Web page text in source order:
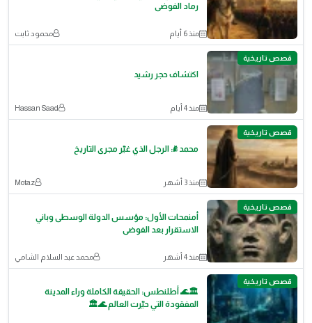
رماد الفوضى
منذ 6 أيام محمود ثابت
قصص تاريخية
اكتشاف حجر رشيد
منذ 4 أيام Hassan Saad
قصص تاريخية
محمد ﷺ: الرجل الذي غيّر مجرى التاريخ
منذ 3 أشهر Motaz
قصص تاريخية
أمنمحات الأول: مؤسس الدولة الوسطى وباني
الاستقرار بعد الفوضى
منذ 4 أشهر محمد عبد السلام الشامي
قصص تاريخية
🏛️🌊 أطلنطس: الحقيقة الكاملة وراء المدينة
المفقودة التي حيّرت العالم 🌊🏛️